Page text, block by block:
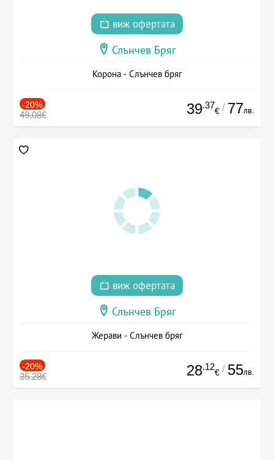
виж офертата
Слънчев Бряг
Корона - Слънчев бряг
-20%
49.08€ 39.37
€ / 77лв.
виж офертата
Слънчев Бряг
Жерави - Слънчев бряг
-20%
35.28€ 28.12
€ / 55лв.